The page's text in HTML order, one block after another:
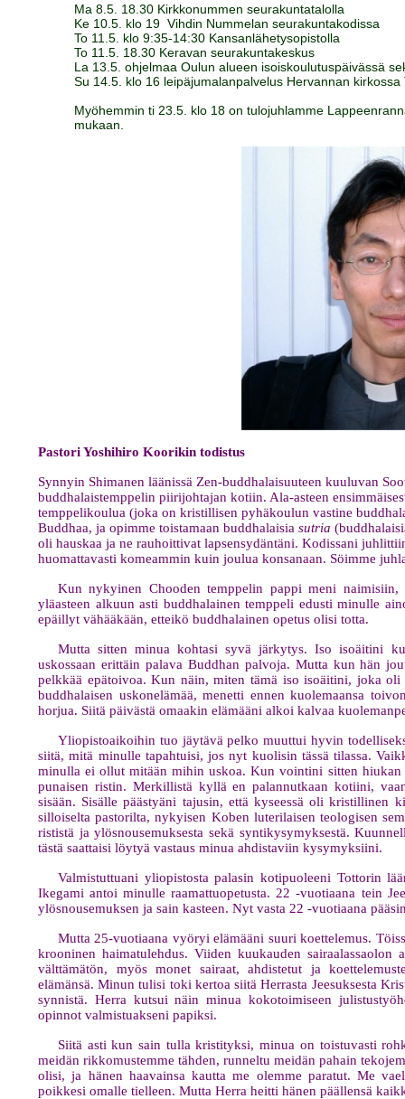
Ma 8.5. 18.30 Kirkkonummen seurakuntatalolla
Ke 10.5. klo 19 Vihdin Nummelan seurakuntakodissa
To 11.5. klo 9:35-14:30 Kansanlähetysopistolla
To 11.5. 18.30 Keravan seurakuntakeskus
La 13.5. ohjelmaa Oulun alueen isoiskoulutuspäivässä
Su 14.5. klo 16 leipäjumalanpalvelus Hervannan kirkossa
Myöhemmin ti 23.5. klo 18 on tulojuhlamme
mukaan.
Pastori Yoshihiro Koorikin todistus
Synnyin Shimanen läänissä Zen-buddhalaisuuteen kuuluvan
buddhalaistemppelin piirijohtajan kotiin. Ala-asteen
temppelikoulua (joka on kristillisen pyhäkoulun vastine
Buddhaa, ja opimme toistamaan buddhalaisia sutria
oli hauskaa ja ne rauhoittivat lapsensydäntäni. Kodissani
huomattavasti komeammin kuin joulua konsanaan. Söimme
Kun nykyinen Chooden temppelin pappi meni
yläasteen alkuun asti buddhalainen temppeli edusti minulle
epäillyt vähääkään, etteikö buddhalainen opetus olisi totta.
Mutta sitten minua kohtasi syvä järkytys. Iso isoäitini
uskossaan erittäin palava Buddhan palvoja. Mutta kun hän
pelkkää epätoivoa. Kun näin, miten tämä iso isoäitini, joka
buddhalaisen uskonelämää, menetti ennen kuolemaansa
horjua. Siitä päivästä omaakin elämääni alkoi kalvaa
Yliopistoaikoihin tuo jäytävä pelko muuttui hyvin
siitä, mitä minulle tapahtuisi, jos nyt kuolisin tässä tilassa.
minulla ei ollut mitään mihin uskoa. Kun vointini sitten hiukan
punaisen ristin. Merkillistä kyllä en palannutkaan kotiini,
sisään. Sisälle päästyäni tajusin, että kyseessä oli
silloiselta pastorilta, nykyisen Koben luterilaisen teologisen
rististä ja ylösnousemuksesta sekä syntikysymyksestä.
tästä saattaisi löytyä vastaus minua ahdistaviin kysymyksiini.
Valmistuttuani yliopistosta palasin kotipuoleeni Tottorin
Ikegami antoi minulle raamattuopetusta. 22 -vuotiaana tein
ylösnousemuksen ja sain kasteen. Nyt vasta 22 -vuotiaana
Mutta 25-vuotiaana vyöryi elämääni suuri koettelemus.
krooninen haimatulehdus. Viiden kuukauden
välttämätön, myös monet sairaat, ahdistetut ja
elämänsä. Minun tulisi toki kertoa siitä Herrasta Jeesuksesta
synnistä. Herra kutsui näin minua kokotoimiseen
opinnot valmistuakseni papiksi.
Siitä asti kun sain tulla kristityksi, minua on toistuvasti
meidän rikkomustemme tähden, runneltu meidän pahain
olisi, ja hänen haavainsa kautta me olemme paratut. Me
poikkesi omalle tielleen. Mutta Herra heitti hänen päällensä